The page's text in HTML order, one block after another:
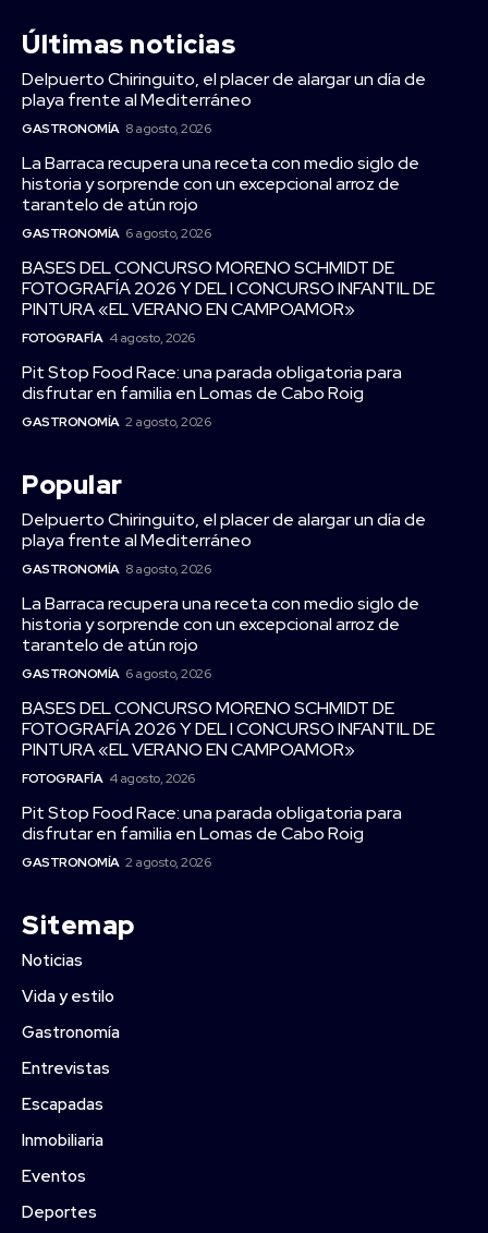
Últimas noticias
Delpuerto Chiringuito, el placer de alargar un día de
playa frente al Mediterráneo
GASTRONOMÍA 8 agosto, 2026
La Barraca recupera una receta con medio siglo de
historia y sorprende con un excepcional arroz de
tarantelo de atún rojo
GASTRONOMÍA 6 agosto, 2026
BASES DEL CONCURSO MORENO SCHMIDT DE
FOTOGRAFÍA 2026 Y DEL I CONCURSO INFANTIL DE
PINTURA «EL VERANO EN CAMPOAMOR»
FOTOGRAFÍA 4 agosto, 2026
Pit Stop Food Race: una parada obligatoria para
disfrutar en familia en Lomas de Cabo Roig
GASTRONOMÍA 2 agosto, 2026
Popular
Delpuerto Chiringuito, el placer de alargar un día de
playa frente al Mediterráneo
GASTRONOMÍA 8 agosto, 2026
La Barraca recupera una receta con medio siglo de
historia y sorprende con un excepcional arroz de
tarantelo de atún rojo
GASTRONOMÍA 6 agosto, 2026
BASES DEL CONCURSO MORENO SCHMIDT DE
FOTOGRAFÍA 2026 Y DEL I CONCURSO INFANTIL DE
PINTURA «EL VERANO EN CAMPOAMOR»
FOTOGRAFÍA 4 agosto, 2026
Pit Stop Food Race: una parada obligatoria para
disfrutar en familia en Lomas de Cabo Roig
GASTRONOMÍA 2 agosto, 2026
Sitemap
Noticias
Vida y estilo
Gastronomía
Entrevistas
Escapadas
Inmobiliaria
Eventos
Deportes